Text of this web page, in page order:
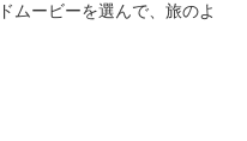
ムービーを選んで、旅のよ